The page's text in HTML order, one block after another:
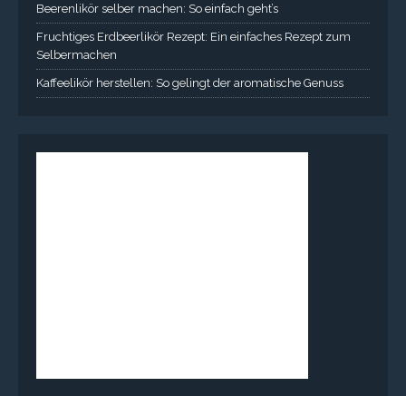
Beerenlikör selber machen: So einfach geht’s
Fruchtiges Erdbeerlikör Rezept: Ein einfaches Rezept zum
Selbermachen
Kaffeelikör herstellen: So gelingt der aromatische Genuss